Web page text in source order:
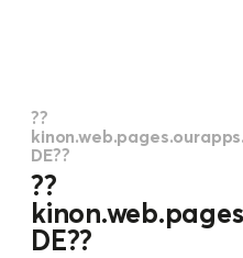
??
DE??
??
DE??